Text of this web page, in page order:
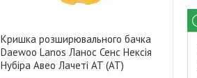
Кришка розширювального бачка
Daewoo Lanos Ланос Сенс Нексія
Нубіра Авео Лачеті AT (АТ)